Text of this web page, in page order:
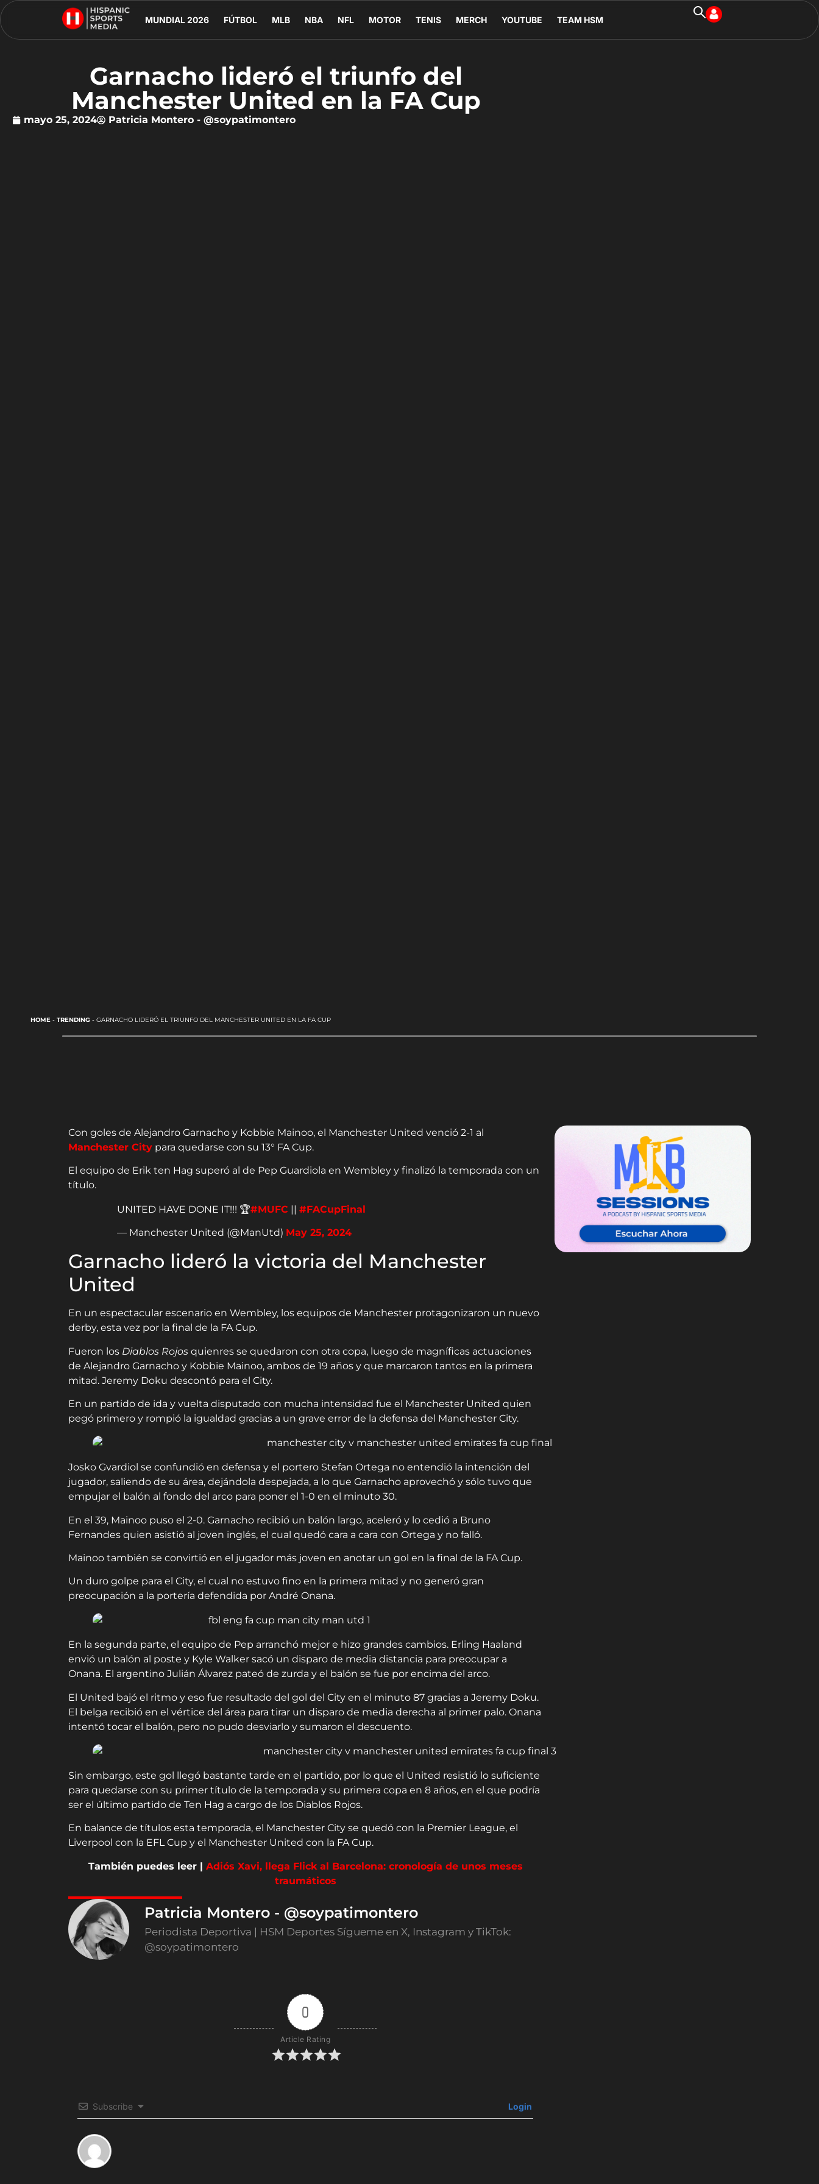
MUNDIAL 2026 FÚTBOL MLB NBA NFL MOTOR TENIS MERCH YOUTUBE TEAM HSM
Garnacho lideró el triunfo del
Manchester United en la FA Cup
mayo 25, 2024 Patricia Montero - @soypatimontero
HOME- TRENDING - GARNACHO LIDERÓ EL TRIUNFO DEL MANCHESTER UNITED EN LA FA CUP
Con goles de Alejandro Garnacho y Kobbie Mainoo, el Manchester United venció 2-1 al
Manchester City para quedarse con su 13° FA Cup.
El equipo de Erik ten Hag superó al de Pep Guardiola en Wembley y finalizó la temporada con un
título.
UNITED HAVE DONE IT!!! 🏆#MUFC || #FACupFinal
— Manchester United (@ManUtd) May 25, 2024
Garnacho lideró la victoria del Manchester
United
En un espectacular escenario en Wembley, los equipos de Manchester protagonizaron un nuevo
derby, esta vez por la final de la FA Cup.
Fueron los Diablos Rojos quienres se quedaron con otra copa, luego de magníficas actuaciones
de Alejandro Garnacho y Kobbie Mainoo, ambos de 19 años y que marcaron tantos en la primera
mitad. Jeremy Doku descontó para el City.
En un partido de ida y vuelta disputado con mucha intensidad fue el Manchester United quien
pegó primero y rompió la igualdad gracias a un grave error de la defensa del Manchester City.
Josko Gvardiol se confundió en defensa y el portero Stefan Ortega no entendió la intención del
jugador, saliendo de su área, dejándola despejada, a lo que Garnacho aprovechó y sólo tuvo que
empujar el balón al fondo del arco para poner el 1-0 en el minuto 30.
En el 39, Mainoo puso el 2-0. Garnacho recibió un balón largo, aceleró y lo cedió a Bruno
Fernandes quien asistió al joven inglés, el cual quedó cara a cara con Ortega y no falló.
Mainoo también se convirtió en el jugador más joven en anotar un gol en la final de la FA Cup.
Un duro golpe para el City, el cual no estuvo fino en la primera mitad y no generó gran
preocupación a la portería defendida por André Onana.
En la segunda parte, el equipo de Pep arranchó mejor e hizo grandes cambios. Erling Haaland
envió un balón al poste y Kyle Walker sacó un disparo de media distancia para preocupar a
Onana. El argentino Julián Álvarez pateó de zurda y el balón se fue por encima del arco.
El United bajó el ritmo y eso fue resultado del gol del City en el minuto 87 gracias a Jeremy Doku.
El belga recibió en el vértice del área para tirar un disparo de media derecha al primer palo. Onana
intentó tocar el balón, pero no pudo desviarlo y sumaron el descuento.
Sin embargo, este gol llegó bastante tarde en el partido, por lo que el United resistió lo suficiente
para quedarse con su primer título de la temporada y su primera copa en 8 años, en el que podría
ser el último partido de Ten Hag a cargo de los Diablos Rojos.
En balance de títulos esta temporada, el Manchester City se quedó con la Premier League, el
Liverpool con la EFL Cup y el Manchester United con la FA Cup.
También puedes leer | Adiós Xavi, llega Flick al Barcelona: cronología de unos meses
traumáticos
Patricia Montero - @soypatimontero
Periodista Deportiva | HSM Deportes Sígueme en X, Instagram y TikTok:
@soypatimontero
0
Article Rating
Subscribe Login